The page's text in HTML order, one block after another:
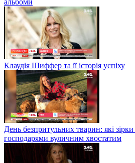
Клаудія Шиффер та її історія успіху
День безпритульних тварин: які
господарями вуличним хвостатим